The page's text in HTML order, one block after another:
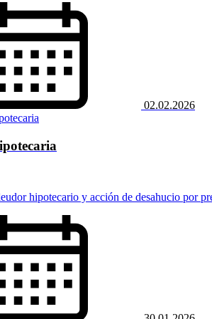
02.02.2026
hipotecario y acción de desahucio por